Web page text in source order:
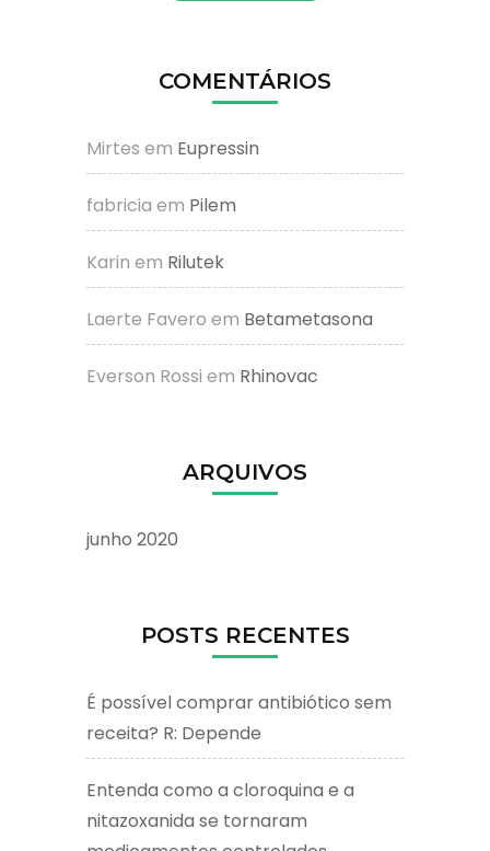
COMENTÁRIOS
Mirtes em Eupressin
fabricia em Pilem
Karin em Rilutek
Laerte Favero em Betametasona
Everson Rossi em Rhinovac
ARQUIVOS
junho 2020
POSTS RECENTES
É possível comprar antibiótico sem
receita? R: Depende
Entenda como a cloroquina e a
nitazoxanida se tornaram